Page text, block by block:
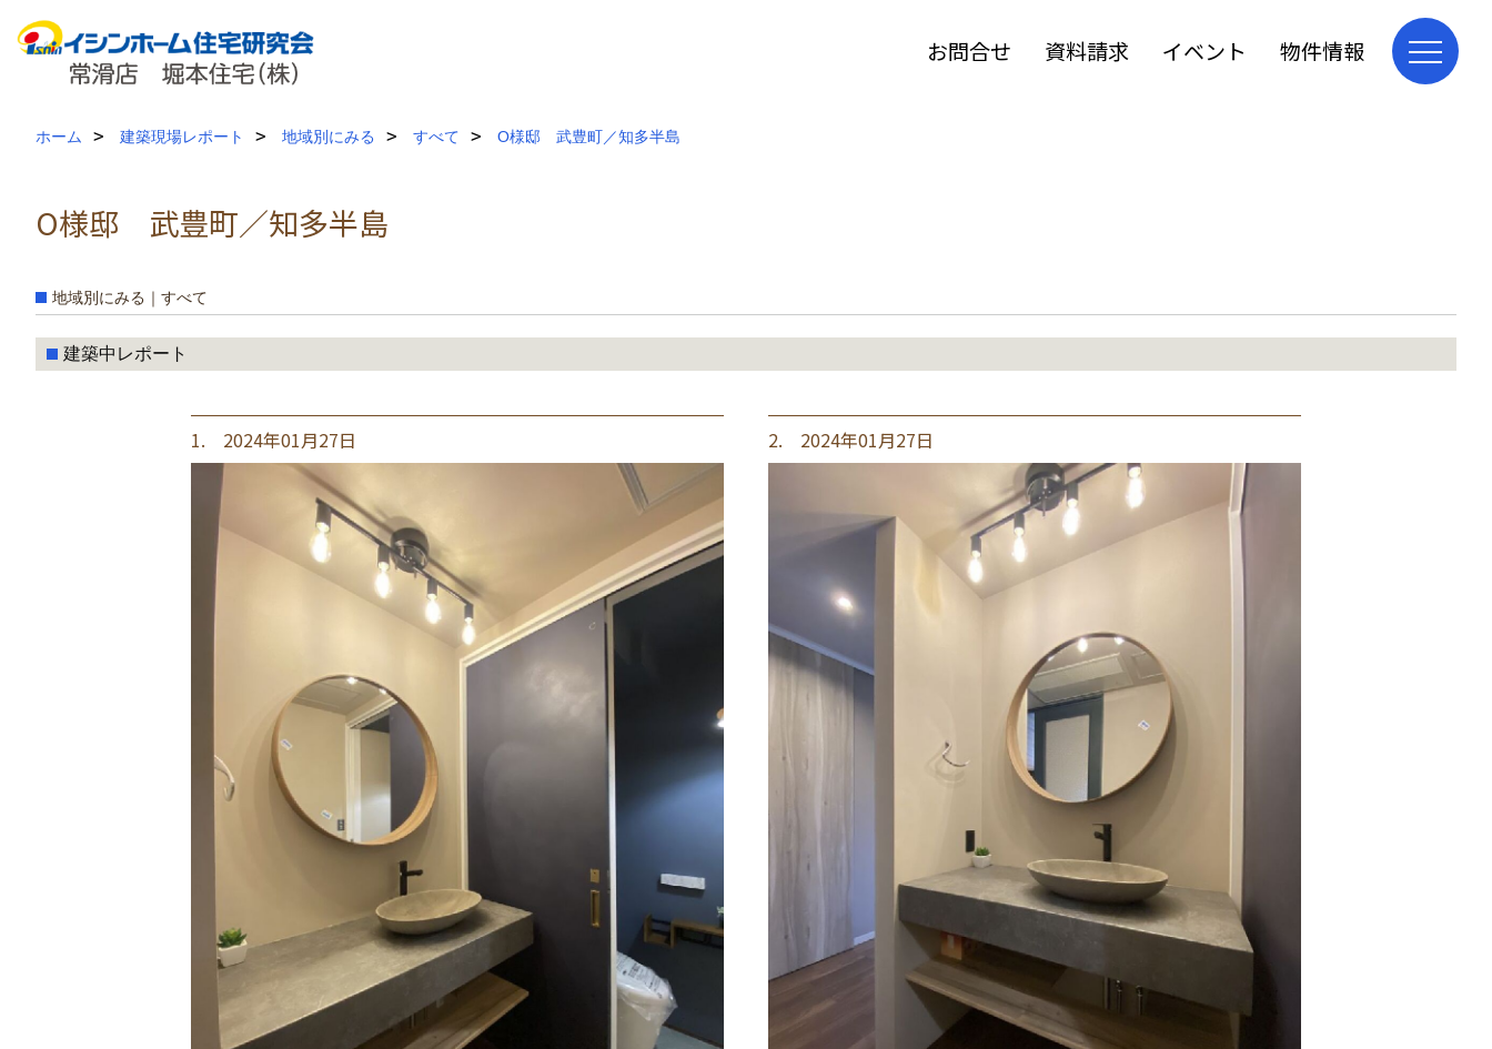
お問合せ 資料請求 イベント 物件情報
ホーム 建築現場レポート 地域別にみる すべて O様邸 武豊町／知多半島
O様邸 武豊町／知多半島
地域別にみる｜すべて
建築中レポート
1. 2024年01月27日 2. 2024年01月27日